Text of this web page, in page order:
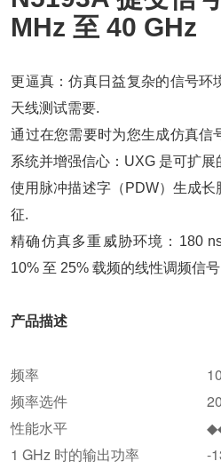
MHz 至 40 GHz
更逼真：仿真日益复杂的信号环
天线测试需要.
通过在您需要时为您生成仿真信
系统并增强信心：UXG 是可扩展
使用脉冲描述字（PDW）生成
征.
精确仿真多重威胁环境：180
10% 至 25% 载频的线性调频信
产品描述
频率
频率选件
性能水平
1 GHz 时的输出功率
-